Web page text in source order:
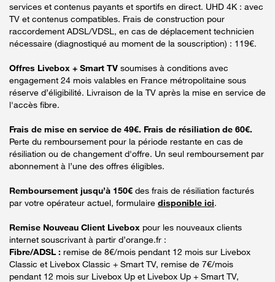
services et contenus payants et sportifs en direct. UHD 4K : avec
TV et contenus compatibles. Frais de construction pour
raccordement ADSL/VDSL, en cas de déplacement technicien
nécessaire (diagnostiqué au moment de la souscription) : 119€.
Offres Livebox + Smart TV soumises à conditions avec
engagement 24 mois valables en France métropolitaine sous
réserve d’éligibilité. Livraison de la TV après la mise en service de
l'accès fibre.
Frais de mise en service de 49€. Frais de résiliation de 60€.
Perte du remboursement pour la période restante en cas de
résiliation ou de changement d'offre. Un seul remboursement par
abonnement à l’une des offres éligibles.
Remboursement jusqu’à 150€ des frais de résiliation facturés
par votre opérateur actuel, formulaire disponible ici.
Remise Nouveau Client Livebox pour les nouveaux clients
internet souscrivant à partir d’orange.fr :
Fibre/ADSL : remise de 8€/mois pendant 12 mois sur Livebox
Classic et Livebox Classic + Smart TV, remise de 7€/mois
pendant 12 mois sur Livebox Up et Livebox Up + Smart TV,